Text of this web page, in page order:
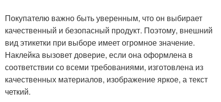
Покупателю важно быть уверенным, что он выбирает
качественный и безопасный продукт. Поэтому, внешний
вид этикетки при выборе имеет огромное значение.
Наклейка вызовет доверие, если она оформлена в
соответствии со всеми требованиями, изготовлена из
качественных материалов, изображение яркое, а текст
четкий.